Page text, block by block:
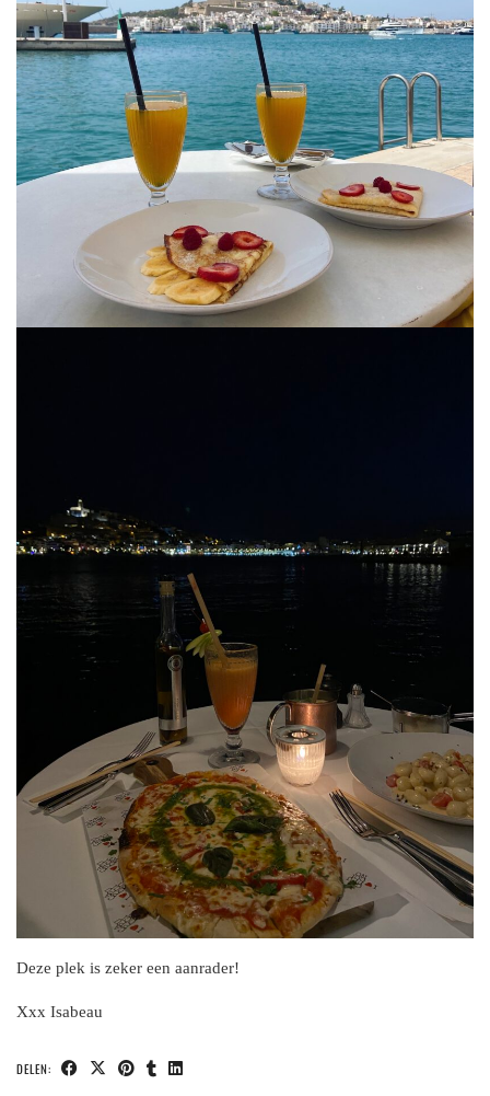
Deze plek is zeker een aanrader!
Xxx Isabeau
DELEN: